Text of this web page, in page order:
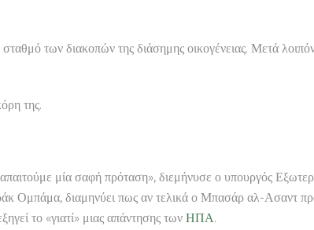
των διακοπών της διάσημης οικογένειας. Μετά
της.
μία σαφή πρόταση», διεμήνυσε ο υπουργός
Ομπάμα, διαμηνύει πως αν τελικά ο Μπασάρ αλ-Ασαντ
το «γιατί» μιας απάντησης των ΗΠΑ.